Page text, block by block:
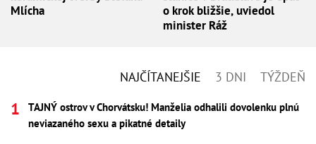
Mlícha
o krok bližšie, uviedol
minister Ráž
NAJČÍTANEJŠIE 3 DNI TÝŽDEŇ
TAJNÝ ostrov v Chorvátsku! Manželia odhalili dovolenku plnú
neviazaného sexu a pikatné detaily